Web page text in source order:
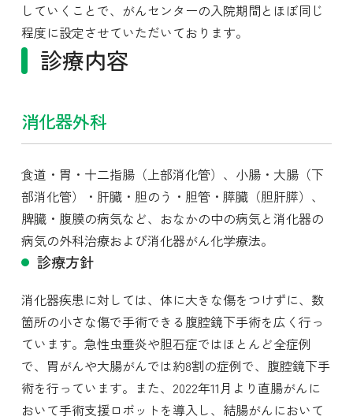
していくことで、がんセンターの入院期間とほぼ同じ
程度に設定させていただいております。
診療内容
消化器外科
食道・胃・十二指腸（上部消化管）、小腸・大腸（下
部消化管）・肝臓・胆のう・胆管・膵臓（胆肝膵）、
脾臓・腹膜の病気など、おなかの中の病気と消化器の
病気の外科治療および消化器がん化学療法。
診療方針
消化器疾患に対しては、体に大きな傷をつけずに、数
箇所の小さな傷で手術できる腹腔鏡下手術を広く行っ
ています。急性虫垂炎や胆石症ではほとんど全症例
で、胃がんや大腸がんでは約8割の症例で、腹腔鏡下手
術を行っています。また、2022年11月より直腸がんに
おいて手術支援ロボットを導入し、結腸がんにおいて